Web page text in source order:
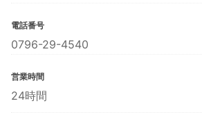
電話番号
0796-29-4540
営業時間
24時間